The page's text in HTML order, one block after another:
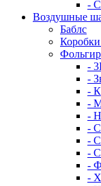
-
Воздушные
Баблс
-
-
-
-
-
-
-
-
-
-